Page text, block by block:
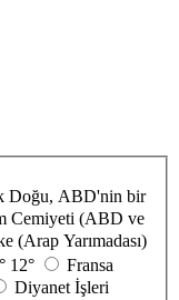
Doğu, ABD'nin bir
Cemiyeti (ABD ve
(Arap Yarımadası)
12°
Fransa
Diyanet İşleri